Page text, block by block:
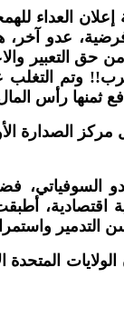
إعلان العداء
عدو
حق التعبير
وتم التغلب
ثمنها رأس
مركز الصدارة
اقتصادية،
التدمير